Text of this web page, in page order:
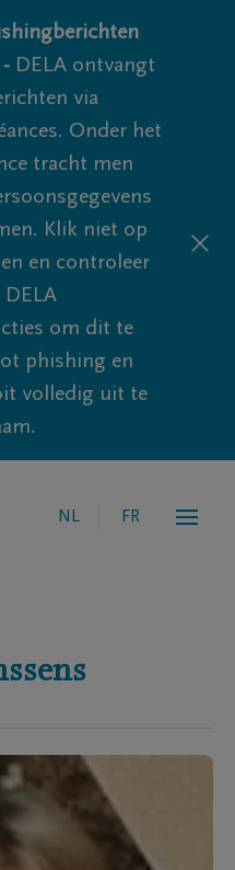
DELA ontvangt
via
Onder het
tracht men
Klik niet op
en controleer
om dit te
phishing en
volledig uit te
NL FR